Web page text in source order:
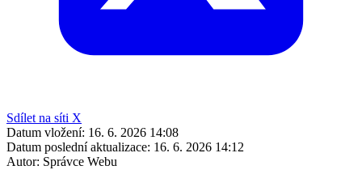
Sdílet na síti X
Datum vložení: 16. 6. 2026 14:08
Datum poslední aktualizace: 16. 6. 2026 14:12
Autor: Správce Webu